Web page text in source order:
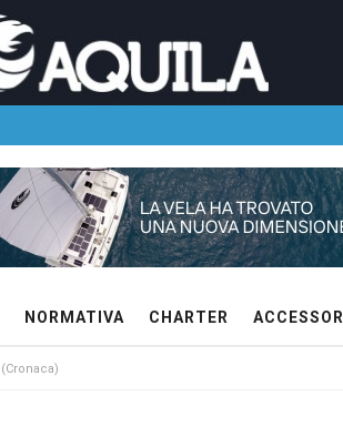
NORMATIVA CHARTER ACCESSORI
(Cronaca)